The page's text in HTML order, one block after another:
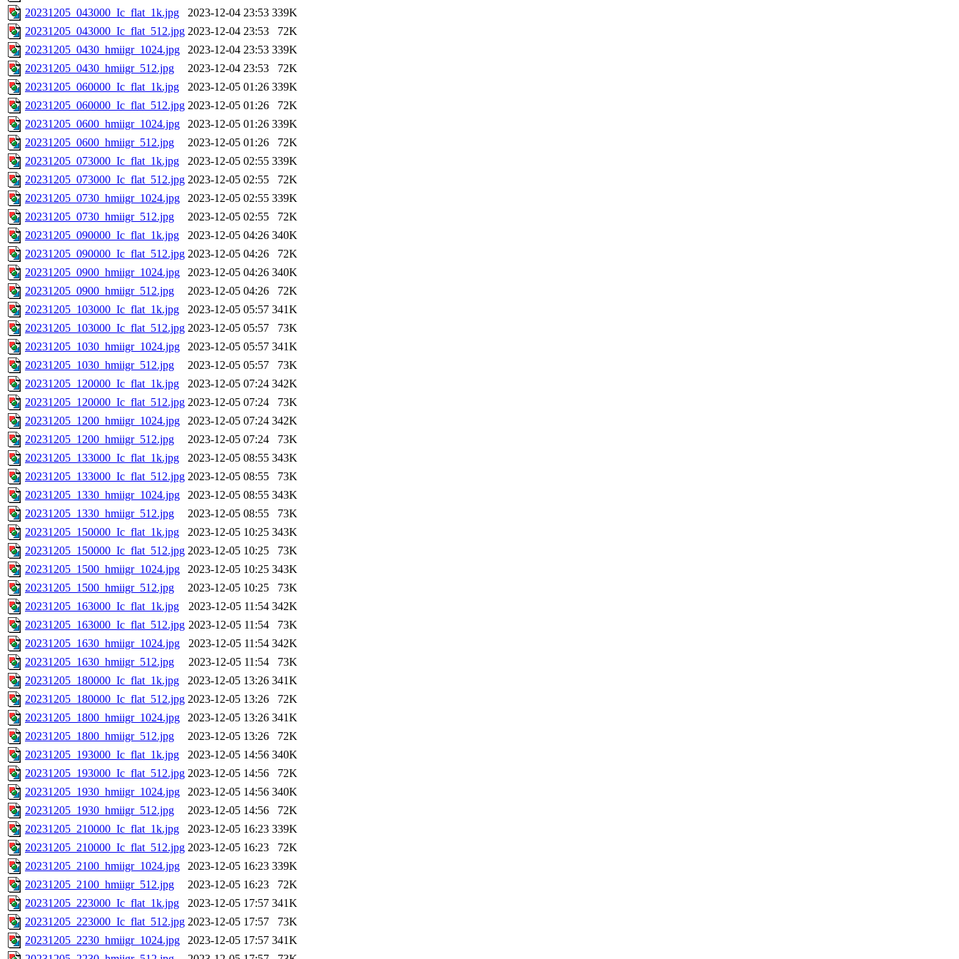
20231205_043000_Ic_flat_1k.jpg
2023-12-04 23:53 339K
20231205_043000_Ic_flat_512.jpg 2023-12-04 23:53
72K
20231205_0430_hmiigr_1024.jpg
2023-12-04 23:53 339K
20231205_0430_hmiigr_512.jpg
2023-12-04 23:53
72K
20231205_060000_Ic_flat_1k.jpg
2023-12-05 01:26 339K
20231205_060000_Ic_flat_512.jpg 2023-12-05 01:26
72K
20231205_0600_hmiigr_1024.jpg
2023-12-05 01:26 339K
20231205_0600_hmiigr_512.jpg
2023-12-05 01:26
72K
20231205_073000_Ic_flat_1k.jpg
2023-12-05 02:55 339K
20231205_073000_Ic_flat_512.jpg 2023-12-05 02:55
72K
20231205_0730_hmiigr_1024.jpg
2023-12-05 02:55 339K
20231205_0730_hmiigr_512.jpg
2023-12-05 02:55
72K
20231205_090000_Ic_flat_1k.jpg
2023-12-05 04:26 340K
20231205_090000_Ic_flat_512.jpg 2023-12-05 04:26
72K
20231205_0900_hmiigr_1024.jpg
2023-12-05 04:26 340K
20231205_0900_hmiigr_512.jpg
2023-12-05 04:26
72K
20231205_103000_Ic_flat_1k.jpg
2023-12-05 05:57 341K
20231205_103000_Ic_flat_512.jpg 2023-12-05 05:57
73K
20231205_1030_hmiigr_1024.jpg
2023-12-05 05:57 341K
20231205_1030_hmiigr_512.jpg
2023-12-05 05:57
73K
20231205_120000_Ic_flat_1k.jpg
2023-12-05 07:24 342K
20231205_120000_Ic_flat_512.jpg 2023-12-05 07:24
73K
20231205_1200_hmiigr_1024.jpg
2023-12-05 07:24 342K
20231205_1200_hmiigr_512.jpg
2023-12-05 07:24
73K
20231205_133000_Ic_flat_1k.jpg
2023-12-05 08:55 343K
20231205_133000_Ic_flat_512.jpg 2023-12-05 08:55
73K
20231205_1330_hmiigr_1024.jpg
2023-12-05 08:55 343K
20231205_1330_hmiigr_512.jpg
2023-12-05 08:55
73K
20231205_150000_Ic_flat_1k.jpg
2023-12-05 10:25 343K
20231205_150000_Ic_flat_512.jpg 2023-12-05 10:25
73K
20231205_1500_hmiigr_1024.jpg
2023-12-05 10:25 343K
20231205_1500_hmiigr_512.jpg
2023-12-05 10:25
73K
20231205_163000_Ic_flat_1k.jpg
2023-12-05 11:54 342K
20231205_163000_Ic_flat_512.jpg 2023-12-05 11:54
73K
20231205_1630_hmiigr_1024.jpg
2023-12-05 11:54 342K
20231205_1630_hmiigr_512.jpg
2023-12-05 11:54
73K
20231205_180000_Ic_flat_1k.jpg
2023-12-05 13:26 341K
20231205_180000_Ic_flat_512.jpg 2023-12-05 13:26
72K
20231205_1800_hmiigr_1024.jpg
2023-12-05 13:26 341K
20231205_1800_hmiigr_512.jpg
2023-12-05 13:26
72K
20231205_193000_Ic_flat_1k.jpg
2023-12-05 14:56 340K
20231205_193000_Ic_flat_512.jpg 2023-12-05 14:56
72K
20231205_1930_hmiigr_1024.jpg
2023-12-05 14:56 340K
20231205_1930_hmiigr_512.jpg
2023-12-05 14:56
72K
20231205_210000_Ic_flat_1k.jpg
2023-12-05 16:23 339K
20231205_210000_Ic_flat_512.jpg 2023-12-05 16:23
72K
20231205_2100_hmiigr_1024.jpg
2023-12-05 16:23 339K
20231205_2100_hmiigr_512.jpg
2023-12-05 16:23
72K
20231205_223000_Ic_flat_1k.jpg
2023-12-05 17:57 341K
20231205_223000_Ic_flat_512.jpg 2023-12-05 17:57
73K
20231205_2230_hmiigr_1024.jpg
2023-12-05 17:57 341K